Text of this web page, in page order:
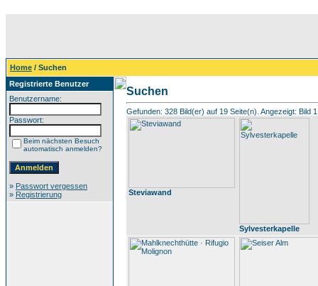
Home / Suchen
Registrierte Benutzer
Benutzername:
Passwort:
Beim nächsten Besuch
automatisch anmelden?
» Passwort vergessen
» Registrierung
Suchen
Gefunden: 328 Bild(er) auf 19 Seite(n). Angezeigt: Bild
Steviawand
Sylvesterkapelle